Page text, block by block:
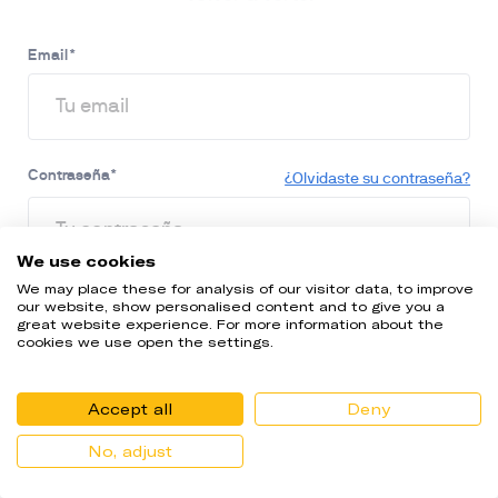
Email *
Contraseña* ¿Olvidaste su contraseña?
Conectarse
¿Aún no te has registrado? Crear una cuenta
We use cookies
We may place these for analysis of our visitor data, to improve
our website, show personalised content and to give you a
great website experience. For more information about the
cookies we use open the settings.
Accept all Deny
No, adjust